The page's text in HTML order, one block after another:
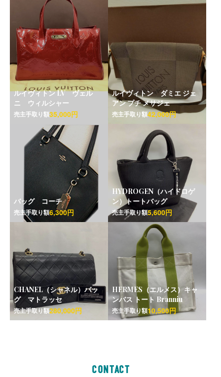
ルイヴィトン LV ヴェル
ニ ウィルシャー
売主手取り額35,000円
ルイヴィトン ダミエ ジェ
アン プチ メサジェ
売主手取り額42,000円
バッグ コーチ
売主手取り額6,300円
HYDROGEN（ハイドロゲ
ン）トートバッグ
売主手取り額5,600円
CHANEL（シャネル）バッ
グ マトラッセ
売主手取り額280,000円
HERMES（エルメス）キャ
ンバス トート Branniu
売主手取り額10,500円
CONTACT